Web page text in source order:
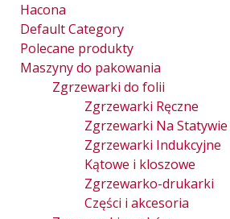
Hacona
Default Category
Polecane produkty
Maszyny do pakowania
Zgrzewarki do folii
Zgrzewarki Ręczne
Zgrzewarki Na Statywie
Zgrzewarki Indukcyjne
Kątowe i kloszowe
Zgrzewarko-drukarki
Części i akcesoria